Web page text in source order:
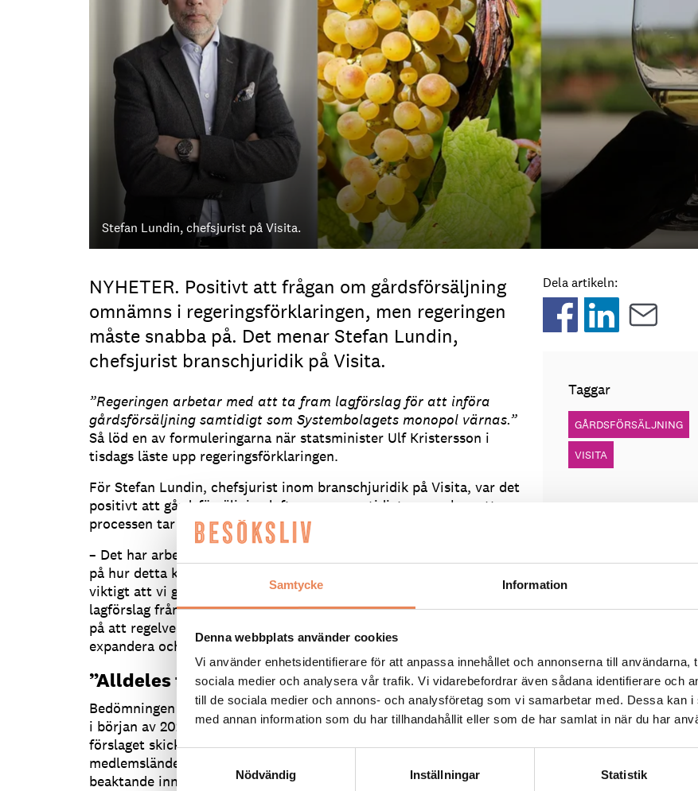
Samtycke Information
Denna webbplats använder cookies
Vi använder enhetsidentifierare för att anpassa innehållet och annonserna till användarna,
sociala medier och analysera vår trafik. Vi vidarebefordrar även sådana identifierare och
till de sociala medier och annons- och analysföretag som vi samarbetar med. Dessa kan
med annan information som du har tillhandahållit eller som de har samlat in när du har
Nödvändig
Inställningar Statistik
Stefan Lundin, chefsjurist på Visita.
NYHETER. Positivt att frågan om gårdsförsäljning
omnämns i regeringsförklaringen, men regeringen
måste snabba på. Det menar Stefan Lundin,
chefsjurist branschjuridik på Visita.
”Regeringen arbetar med att ta fram lagförslag för att införa
gårdsförsäljning samtidigt som Systembolagets monopol värnas.”
Så löd en av formuleringarna när statsminister Ulf Kristersson i
tisdags läste upp regeringsförklaringen.
För Stefan Lundin, chefsjurist inom branschjuridik på Visita, var det
positivt att gårdsförsäljning lyftes, men samtidigt menar han att
processen tar alldeles för lång tid.
– Det har arbetats med frågan länge nu och utredningen med förslag
på hur detta kan genomföras kom redan 2021. Nu är det oerhört
viktigt att vi går från ord till handling. Det behövs ett konkret
lagförslag från regeringens håll. Mängder av företag där ute väntar
på att regelverket ska bli verklighet och behöver det för att kunna
expandera och anställa fler, inte minst på landsbygden, säger han.
”Alldeles för lång väntan”
Bedömningen från regeringshåll är att lagändringen kan träda i kraft
i början av 2025 – om inte en EU-process drar ut på tiden. När
förslaget skickats till EU-kommissionen för så kallad notifiering kan
medlemsländerna lämna sina synpunkter som sedan EU tar i
beaktande innan de uttalar hur de ser på förslaget.
Dela artikeln:
Taggar
GÅRDSFÖRSÄLJNING
VISITA